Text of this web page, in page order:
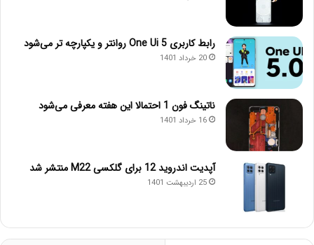
رابط کاربری One Ui 5 روانتر و یکپارچه تر می‌شود
20 خرداد 1401
ناتینگ فون 1 احتمالا این هفته معرفی می‌شود
16 خرداد 1401
آپدیت اندروید 12 برای گلکسی M22 منتشر شد
25 اردیبهشت 1401